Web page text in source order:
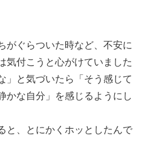
がぐらついた時など、不安に
気付こうと心がけていました
」と気づいたら「そう感じて
かな自分」を感じるようにし
と、とにかくホッとしたんで